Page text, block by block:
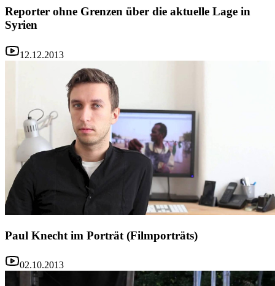
Reporter ohne Grenzen über die aktuelle Lage in
Syrien
12.12.2013
Paul Knecht im Porträt (Filmporträts)
02.10.2013